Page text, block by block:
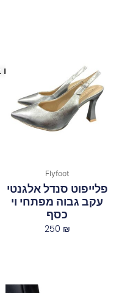
פריטים
Flyfoot
פלייפוט סנדל אלגנטי
עקב גבוה מפתחי וי
כסף
250 ₪
המחיר
המחיר